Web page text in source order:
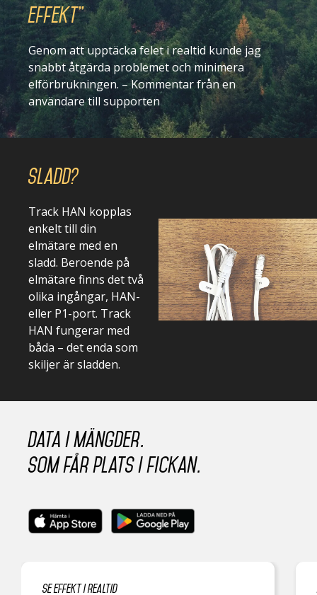
effekt"
Genom att upptäcka felet i realtid kunde jag
snabbt åtgärda problemet och minimera
elförbrukningen.– Kommentar från en
användare till supporten
Sladd?
Track HAN kopplas
enkelt till din
elmätare med en
sladd. Beroende på
elmätare finns det två
olika ingångar, HAN-
eller P1-port. Track
HAN fungerar med
båda – det enda som
skiljer är sladden.
Data i mängder.
Som får plats i fickan.
Se effekt i realtid